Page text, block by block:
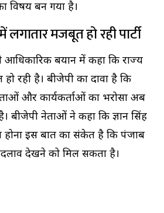
विषय बन गया है।
लगातार मजबूत हो रही पार्टी
बयान में कहा कि राज्य
हो रही है। बीजेपी का दावा है कि
और कार्यकर्ताओं का भरोसा अब
है। बीजेपी नेताओं ने कहा कि ज्ञान सिंह
होना इस बात का संकेत है कि पंजाब
देखने को मिल सकता है।